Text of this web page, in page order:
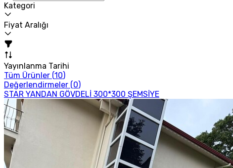
Kategori
Fiyat Aralığı
Yayınlanma Tarihi
Tüm Ürünler (10)
Değerlendirmeler (0)
STAR YANDAN GÖVDELİ 300*300 ŞEMSİYE